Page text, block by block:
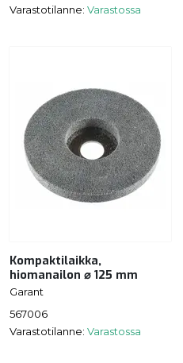
Varastotilanne: Varastossa
Kompaktilaikka,
hiomanailon ⌀ 125 mm
Garant
567006
Varastotilanne: Varastossa